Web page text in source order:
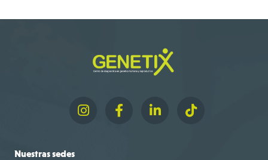
Nuestrassedes